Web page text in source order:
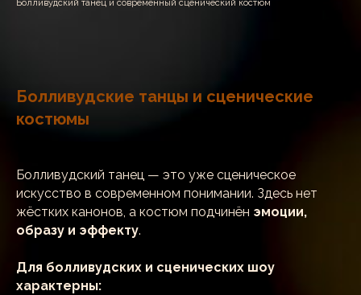
Болливудский танец и современный сценический костюм
Болливудские танцы и сценические
костюмы
Болливудский танец — это уже сценическое
искусство в современном понимании. Здесь нет
жёстких канонов, а костюм подчинён эмоции,
образу и эффекту.
Для болливудских и сценических шоу
характерны: